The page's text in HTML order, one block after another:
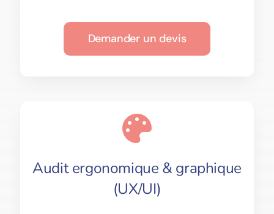
Demander un devis
Audit ergonomique & graphique
(UX/UI)